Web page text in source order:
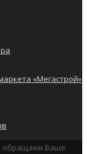
«Мегастрой»
обращаем Ваше